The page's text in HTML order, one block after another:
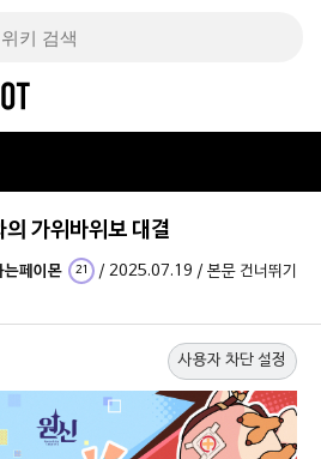
가위바위보 대결
는페이몬 21 / 2025.07.19 / 본문 건너뛰기
사용자 차단 설정